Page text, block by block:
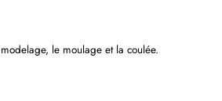
le moulage et la coulée.